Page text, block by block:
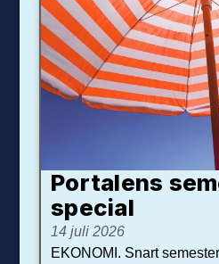
Portalens
special
14 juli 2026
EKONOMI. Snart